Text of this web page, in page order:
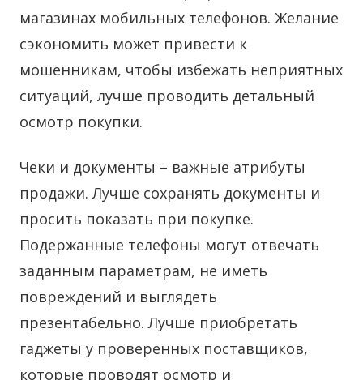
магазинах мобильных телефонов. Желание
сэкономить может привести к
мошенникам, чтобы избежать неприятных
ситуаций, лучше проводить детальный
осмотр покупки.
Чеки и документы – важные атрибуты
продажи. Лучше сохранять документы и
просить показать при покупке.
Подержанные телефоны могут отвечать
заданным параметрам, не иметь
повреждений и выглядеть
презентабельно. Лучше приобретать
гаджеты у проверенных поставщиков,
которые проводят осмотр и